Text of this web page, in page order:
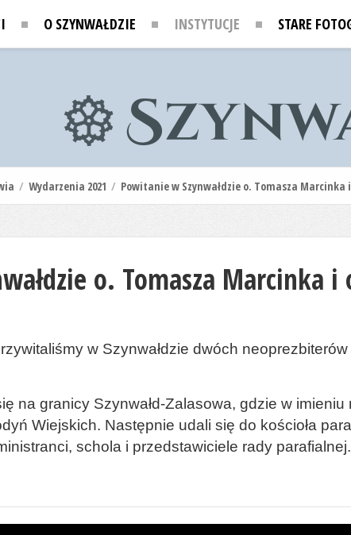
O SZYNWAŁDZIE INSTYTUCJE STARE
/ Wydarzenia 2021 / Powitanie w Szynwałdzie o. Tomasza Marcinka
o. Tomasza Marcinka
w Szynwałdzie dwóch
na granicy Szynwałd-Zalasowa, gdzie w
Wiejskich. Następnie udali się do kościoła
schola i przedstawiciele rady parafialnej.